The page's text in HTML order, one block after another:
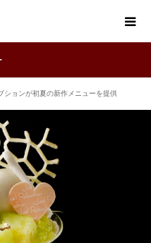
ションが初夏の新作メニューを提供